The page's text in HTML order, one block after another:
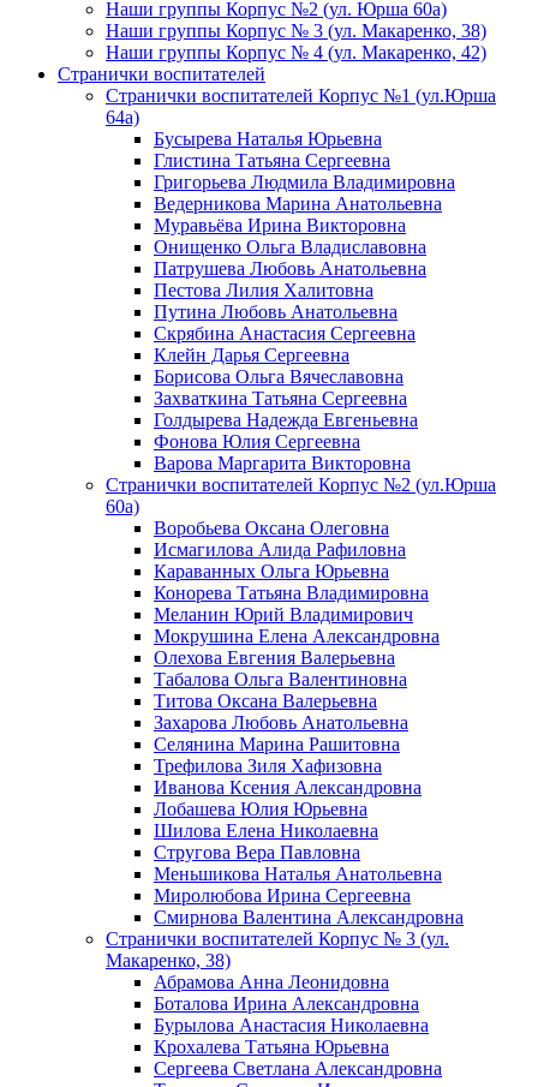
Наши группы Корпус №2 (ул. Юрша 60а)
Наши группы Корпус № 3 (ул. Макаренко, 38)
Наши группы Корпус № 4 (ул. Макаренко, 42)
Странички воспитателей
Странички воспитателей Корпус №1 (ул.Юрша
64а)
Бусырева Наталья Юрьевна
Глистина Татьяна Сергеевна
Григорьева Людмила Владимировна
Ведерникова Марина Анатольевна
Муравьёва Ирина Викторовна
Онищенко Ольга Владиславовна
Патрушева Любовь Анатольевна
Пестова Лилия Халитовна
Путина Любовь Анатольевна
Скрябина Анастасия Сергеевна
Клейн Дарья Сергеевна
Борисова Ольга Вячеславовна
Захваткина Татьяна Сергеевна
Голдырева Надежда Евгеньевна
Фонова Юлия Сергеевна
Варова Маргарита Викторовна
Странички воспитателей Корпус №2 (ул.Юрша
60а)
Воробьева Оксана Олеговна
Исмагилова Алида Рафиловна
Караванных Ольга Юрьевна
Конорева Татьяна Владимировна
Меланин Юрий Владимирович
Мокрушина Елена Александровна
Олехова Евгения Валерьевна
Табалова Ольга Валентиновна
Титова Оксана Валерьевна
Захарова Любовь Анатольевна
Селянина Марина Рашитовна
Трефилова Зиля Хафизовна
Иванова Ксения Александровна
Лобашева Юлия Юрьевна
Шилова Елена Николаевна
Стругова Вера Павловна
Меньшикова Наталья Анатольевна
Миролюбова Ирина Сергеевна
Смирнова Валентина Александровна
Странички воспитателей Корпус № 3 (ул.
Макаренко, 38)
Абрамова Анна Леонидовна
Боталова Ирина Александровна
Бурылова Анастасия Николаевна
Крохалева Татьяна Юрьевна
Сергеева Светлана Александровна